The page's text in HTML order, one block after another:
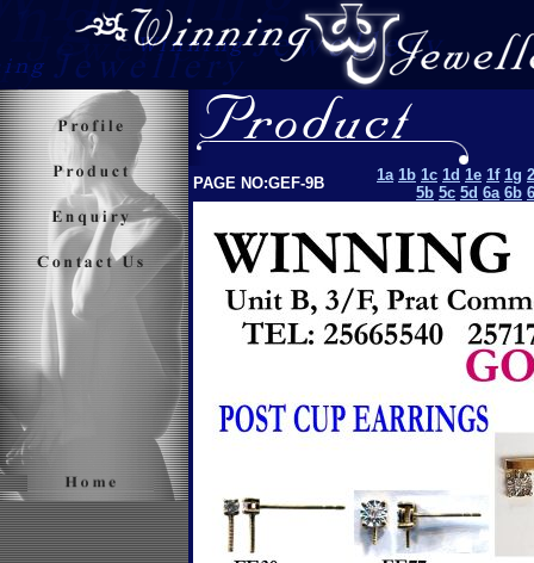
PAGE NO:GEF-9B 1a 1b 1c 1d 1e 1f 1g
5b 5c 5d 6a 6b